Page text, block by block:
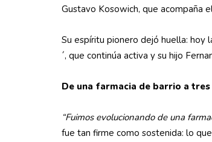
Gustavo Kosowich, que acompaña
Su espíritu pionero dejó huella: hoy
´, que continúa activa y su hijo
De una farmacia de barrio a
“Fuimos evolucionando de una
fue tan firme como sostenida: lo